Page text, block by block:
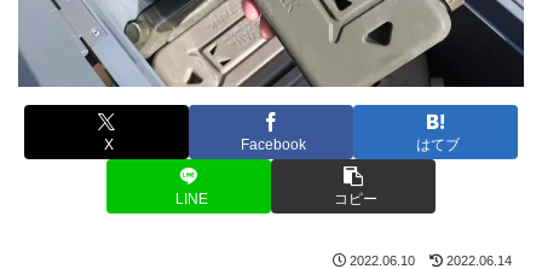
X Facebook はてブ
LINE コピー
2022.06.10 2022.06.14